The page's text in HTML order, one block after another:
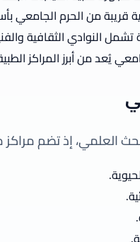
قريبة من الحرم الجامعي
النوادي الثقافية
يُعد من أبرز المراكز
العلمي، إذ تضم